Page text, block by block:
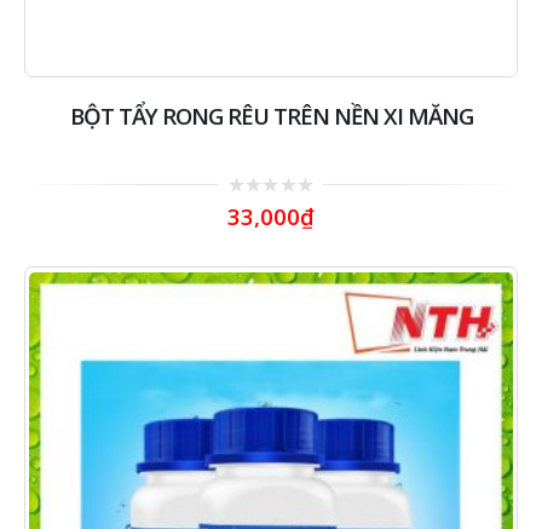
BỘT TẨY RONG RÊU TRÊN NỀN XI MĂNG
0
out
33,000₫